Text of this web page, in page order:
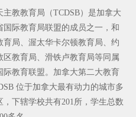
主教教育局（TCDSB）是加拿大
国际教育局联盟的成员之一，和
育局、渥太华卡尔顿教育局、约
区教育局、滑铁卢教育局等同属
际教育联盟。加拿大第二大教育
位于加拿大最有动力的城市多
，下辖学校共有201所，学生总数